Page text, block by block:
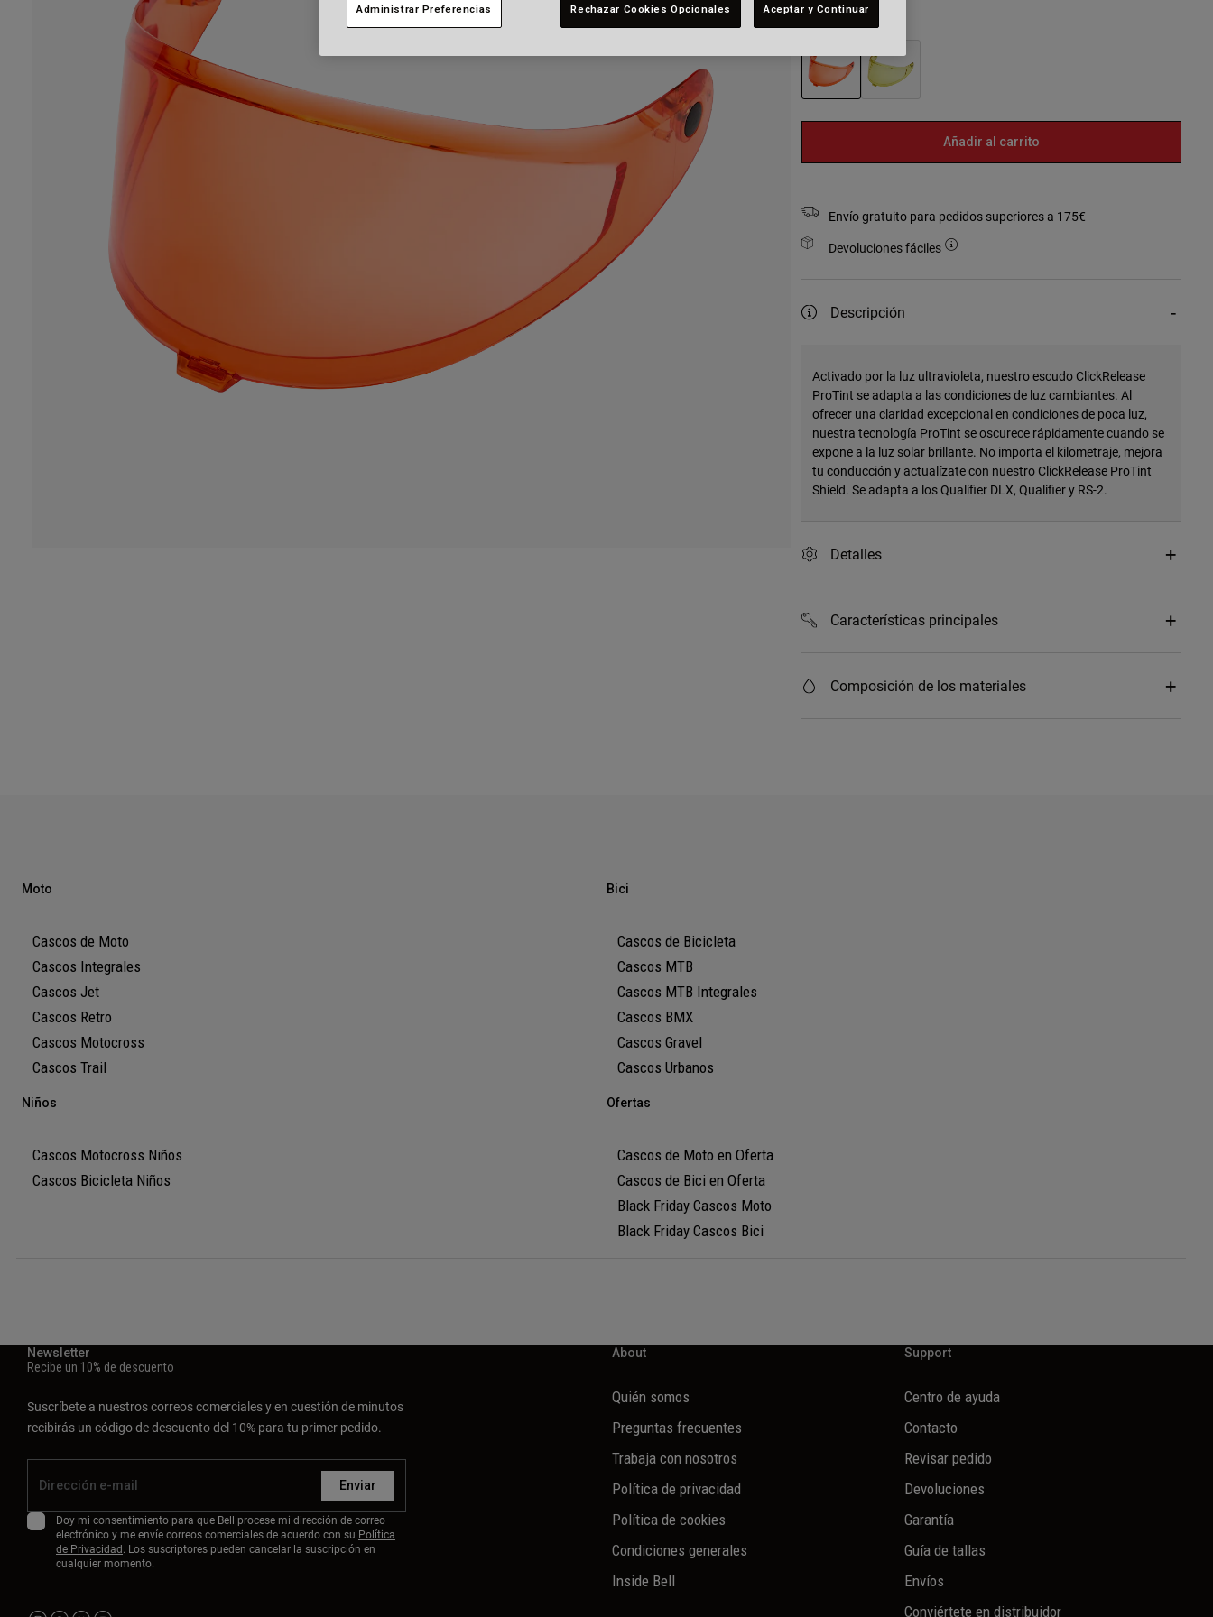
Color -
Añadir al carrito
Envío gratuito para pedidos superiores a 175€
Devoluciones fáciles
Descripción
Activado por la luz ultravioleta, nuestro escudo ClickRelease
ProTint se adapta a las condiciones de luz cambiantes. Al
ofrecer una claridad excepcional en condiciones de poca luz,
nuestra tecnología ProTint se oscurece rápidamente cuando se
expone a la luz solar brillante. No importa el kilometraje, mejora
tu conducción y actualízate con nuestro ClickRelease ProTint
Shield. Se adapta a los Qualifier DLX, Qualifier y RS-2.
Detalles
Características principales
Composición de los materiales
Moto
Cascos de Moto
Cascos Integrales
Cascos Jet
Cascos Retro
Cascos Motocross
Cascos Trail
Bici
Cascos de Bicicleta
Cascos MTB
Cascos MTB Integrales
Cascos BMX
Cascos Gravel
Cascos Urbanos
Niños
Cascos Motocross Niños
Cascos Bicicleta Niños
Ofertas
Cascos de Moto en Oferta
Cascos de Bici en Oferta
Black Friday Cascos Moto
Black Friday Cascos Bici
Newsletter
Recibe un 10% de descuento
Suscríbete a nuestros correos comerciales y en cuestión de minutos
recibirás un código de descuento del 10% para tu primer pedido.
Enviar
Doy mi consentimiento para que Bell procese mi dirección de correo
electrónico y me envíe correos comerciales de acuerdo con su Política
de Privacidad. Los suscriptores pueden cancelar la suscripción en
cualquier momento.
About
Quién somos
Preguntas frecuentes
Trabaja con nosotros
Política de privacidad
Política de cookies
Condiciones generales
Inside Bell
Support
Centro de ayuda
Contacto
Revisar pedido
Devoluciones
Garantía
Guía de tallas
Envíos
Conviértete en distribuidor
Administrar Preferencias Rechazar Cookies Opcionales Aceptar y Continuar